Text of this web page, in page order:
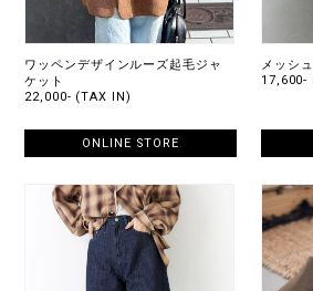
ワッペンデザインルーズ起毛ジャ
ケット
22,000- (TAX IN)
ONLINE STORE
メッシ
17,600-